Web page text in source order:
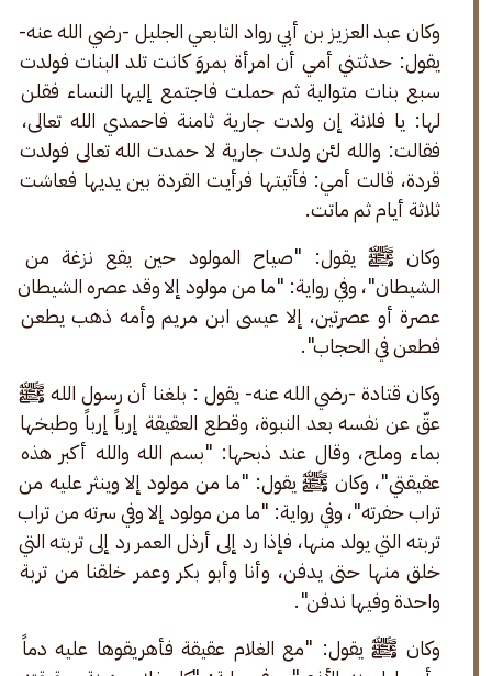
وكان عبد العزيز بن أبي رواد التابعي الجليل -رضي الله عنه-
يقول: حدثتني أمي أن امرأة بمروَ كانت تلد البنات فولدت
سبع بنات متوالية ثم حملت فاجتمع إليها النساء فقلن
لها: يا فلانة إن ولدت جارية ثامنة فاحمدي الله تعالى،
فقالت: والله لئن ولدت جارية لا حمدت الله تعالى فولدت
قردة، قالت أمي: فأتيتها فرأيت القردة بين يديها فعاشت
ثلاثة أيام ثم ماتت.
وكان ﷺ يقول: "صياح المولود حين يقع نزغة من
الشيطان"، وفي رواية: "ما من مولود إلا وقد عصره الشيطان
عصرة أو عصرتين، إلا عيسى ابن مريم وأمه ذهب يطعن
فطعن في الحجاب".
وكان قتادة -رضي الله عنه- يقول : بلغنا أن رسول الله ﷺ
عقّ عن نفسه بعد النبوة، وقطع العقيقة إرباً إرباً وطبخها
بماء وملح، وقال عند ذبحها: "بسم الله والله أكبر هذه
عقيقتي"، وكان ﷺ يقول: "ما من مولود إلا وينثر عليه من
تراب حفرته"، وفي رواية: "ما من مولود إلا وفي سرته من تراب
تربته التي يولد منها، فإذا رد إلى أرذل العمر رد إلى تربته التي
خلق منها حتى يدفن، وأنا وأبو بكر وعمر خلقنا من تربة
واحدة وفيها ندفن".
وكان ﷺ يقول: "مع الغلام عقيقة فأهريقوها عليه دماً